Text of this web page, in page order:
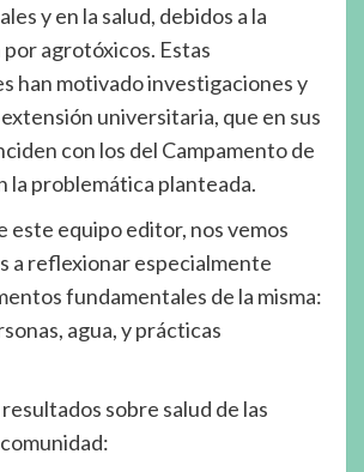
y en la salud, debidos a la
agrotóxicos. Estas
han motivado investigaciones y
universitaria, que en sus
con los del Campamento de
la problemática planteada.
este equipo editor, nos vemos
a reflexionar especialmente
fundamentales de la misma:
agua, y prácticas
sobre salud de las